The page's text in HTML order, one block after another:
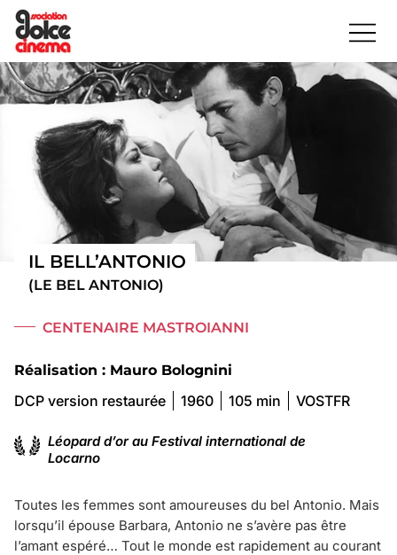
IL BELL’ANTONIO
(LE BEL ANTONIO)
CENTENAIRE MASTROIANNI
Réalisation : Mauro Bolognini
DCP version restaurée 1960 105 min VOSTFR
Léopard d’or au Festival international de
Locarno
Toutes les femmes sont amoureuses du bel Antonio. Mais
lorsqu’il épouse Barbara, Antonio ne s’avère pas être
l’amant espéré… Tout le monde est rapidement au courant